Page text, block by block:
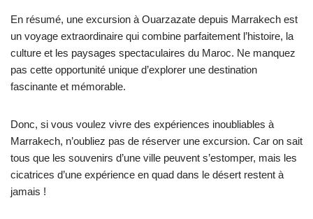
En résumé, une excursion à Ouarzazate depuis Marrakech est
un voyage extraordinaire qui combine parfaitement l’histoire, la
culture et les paysages spectaculaires du Maroc. Ne manquez
pas cette opportunité unique d’explorer une destination
fascinante et mémorable.
Donc, si vous voulez vivre des expériences inoubliables à
Marrakech, n’oubliez pas de réserver une excursion. Car on sait
tous que les souvenirs d’une ville peuvent s’estomper, mais les
cicatrices d’une expérience en quad dans le désert restent à
jamais !